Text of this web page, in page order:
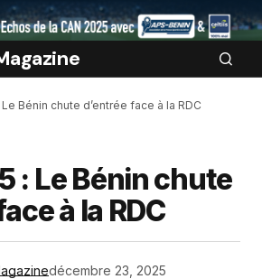
Le Bénin chute d’entrée face à la RDC
: Le Bénin chute
à la RDC
décembre 23, 2025